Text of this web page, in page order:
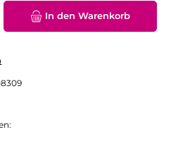
Wert ein oder benutze die
In den Warenkorb